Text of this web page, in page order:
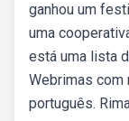
ganhou um
uma
está uma lista
Webrimas com
português.